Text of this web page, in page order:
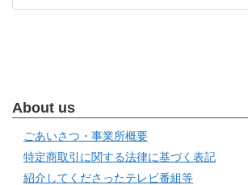
About us
ごあいさつ・事業所概要
特定商取引に関する法律に基づく表記
紹介してくださったテレビ番組等